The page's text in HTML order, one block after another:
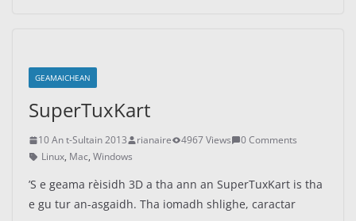
GEAMAICHEAN
SuperTuxKart
10 An t-Sultain 2013 rianaire 4967 Views
0 Comments
Linux, Mac, Windows
’S e geama rèisidh 3D a tha ann an SuperTuxKart is tha
e gu tur an-asgaidh. Tha iomadh shlighe, caractar